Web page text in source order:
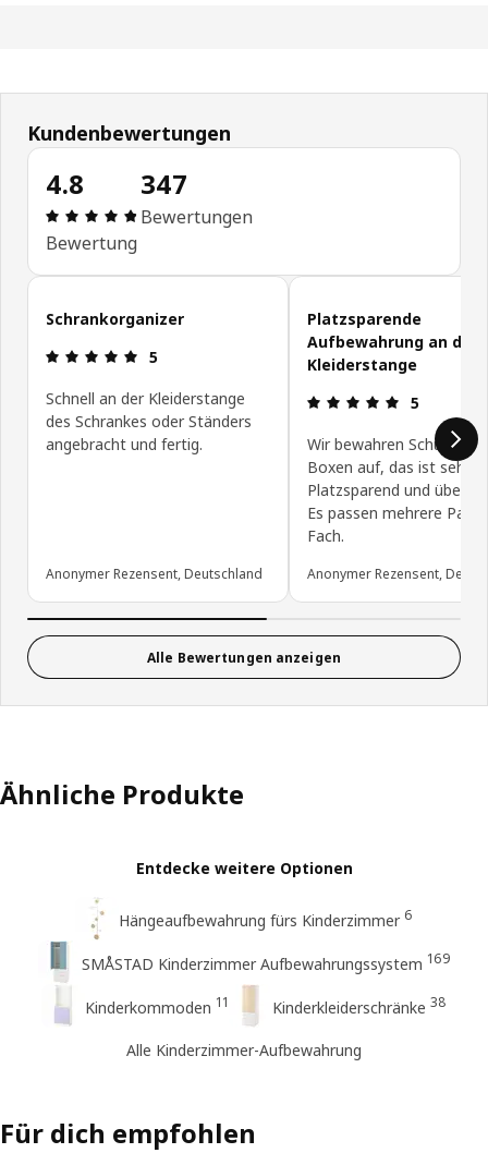
Kundenbewertungen
4.8
Produktbewertung: 4.8 von 5 Sterne Alle
Bewertung
347
Bewertungen
Kundenbewertungen überspringen
Schrankorganizer
Produktbewertung: 5 von 5 Sterne
5
Schnell an der Kleiderstange
des Schrankes oder Ständers
angebracht und fertig.
Anonymer Rezensent, Deutschland
Platzsparende
Aufbewahrung an der
Kleiderstange
5
Wir bewahren Schuhe in
Boxen auf, das ist sehr
Platzsparend und
Es passen mehrere
Fach.
Anonymer Rezensent,
Alle Bewertungen anzeigen
Ähnliche Produkte
Entdecke weitere Optionen
Hängeaufbewahrung fürs Kinderzimmer 6
SMÅSTAD Kinderzimmer Aufbewahrungssystem 169
Kinderkommoden 11 Kinderkleiderschränke 38
Alle Kinderzimmer-Aufbewahrung
Für dich empfohlen